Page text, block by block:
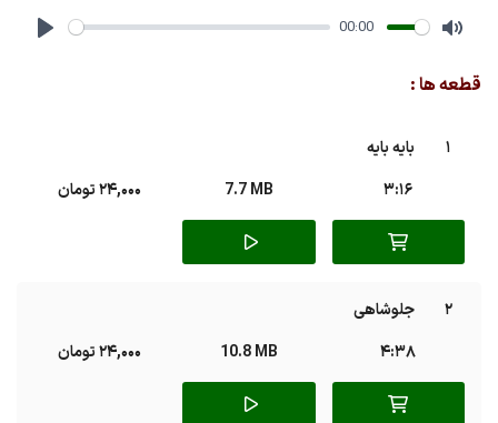
00:00
قطعه ها :
1
بایه بایه
3:16
7.7 MB 24,000 تومان
2
جلوشاهی
4:38
10.8 MB 24,000 تومان